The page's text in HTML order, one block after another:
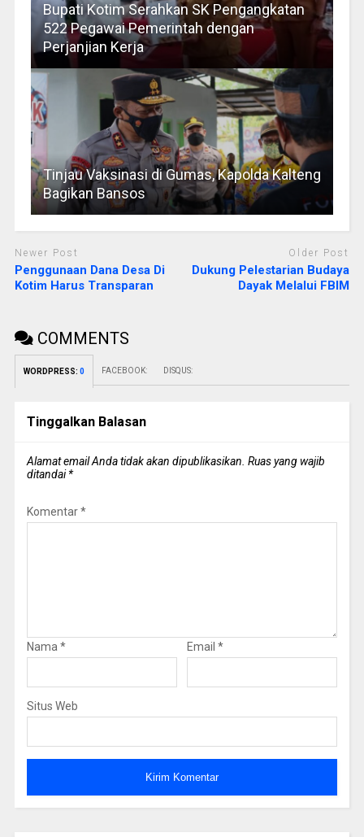
Bupati Kotim Serahkan SK Pengangkatan
522 Pegawai Pemerintah dengan
Perjanjian Kerja
Tinjau Vaksinasi di Gumas, Kapolda Kalteng
Bagikan Bansos
Newer Post
Penggunaan Dana Desa Di
Kotim Harus Transparan
Older Post
Dukung Pelestarian Budaya
Dayak Melalui FBIM
COMMENTS
WORDPRESS: 0 FACEBOOK: DISQUS:
Tinggalkan Balasan
Alamat email Anda tidak akan dipublikasikan. Ruas yang wajib
ditandai*
Komentar*
Nama * Email *
Situs Web